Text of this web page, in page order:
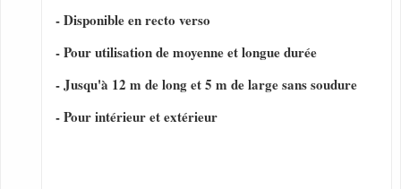
- Disponible en recto verso
- Pour utilisation de moyenne et longue durée
- Jusqu'à 12 m de long et 5 m de large sans soudure
- Pour intérieur et extérieur